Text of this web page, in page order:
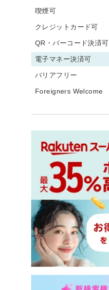
喫煙可
クレジットカード可
QR・バーコード決済可
電子マネー決済可
バリアフリー
Foreigners Welcome